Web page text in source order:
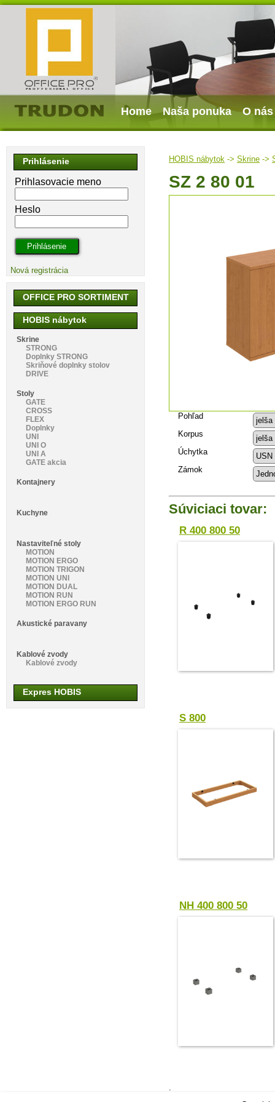
Home Naša ponuka O nás
HOBIS nábytok -> Skrine ->
SZ 2 80 01
Pohľad
Korpus
Úchytka
Zámok
Súviciaci tovar:
R 400 800 50
S 800
NH 400 800 50
.
Prihlásenie
Prihlasovacie meno
Heslo
Nová registrácia
OFFICE PRO SORTIMENT
HOBIS nábytok
Skrine
STRONG
Doplnky STRONG
Skriňové doplnky stolov
DRIVE
Stoly
GATE
CROSS
FLEX
Doplnky
UNI
UNI O
UNI A
GATE akcia
Kontajnery
Kuchyne
Nastaviteľné stoly
MOTION
MOTION ERGO
MOTION TRIGON
MOTION UNI
MOTION DUAL
MOTION RUN
MOTION ERGO RUN
Akustické paravany
Kablové zvody
Kablové zvody
Expres HOBIS